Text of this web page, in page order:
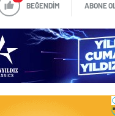
BEĞENDİM ABONE OL